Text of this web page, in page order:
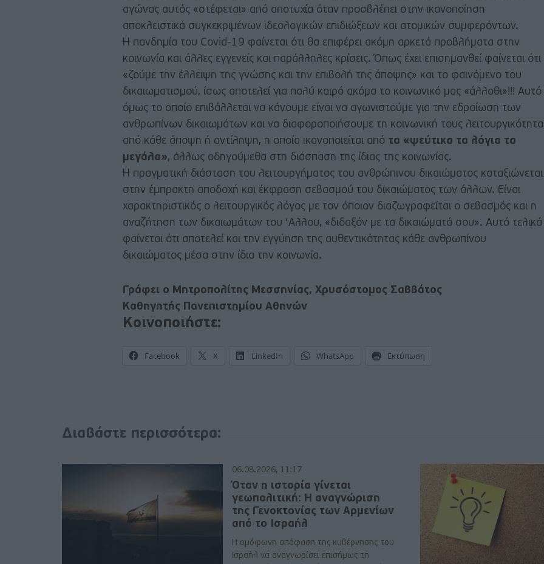
αγώνας αυτός «στέφεται» από αποτυχία όταν προσβλέπει στην ικανοποίηση
αποκλειστικά συγκεκριμένων ιδεολογικών επιδιώξεων και ατομικών συμφερόντων.
Η πανδημία του Covid-19 φαίνεται ότι θα επιφέρει ακόμη αρκετά προβλήματα στην
κοινωνία και άλλες εγγενείς και παράλληλες κρίσεις. Όπως έχει επισημανθεί φαίνεται ότι
«ζούμε την έλλειψη της γνώσης και την επιβολή της άποψης» και το φαινόμενο του
δικαιωματισμού, ίσως αποτελεί για πολύ καιρό ακόμα το κοινωνικό μας «άλλοθι»!!! Αυτό
όμως το οποίο επιβάλλεται να κάνουμε είναι να αγωνιστούμε για την εδραίωση των
ανθρωπίνων δικαιωμάτων και να διαφοροποιήσουμε τη κοινωνική τους λειτουργικότητα
από κάθε άποψη ή αντίληψη, η οποία ικανοποιείται από τα «ψεύτικα τα λόγια τα
μεγάλα», άλλως οδηγούμεθα στη διάσπαση της ίδιας της κοινωνίας.
Η πραγματική διάσταση του λειτουργήματος του ανθρώπινου δικαιώματος καταξιώνεται
στην έμπρακτη αποδοχή και έκφραση σεβασμού του δικαιώματος των άλλων. Είναι
χαρακτηριστικός ο λειτουργικός λόγος με τον όποιον διαζωγραφείται ο σεβασμός και η
αναζήτηση των δικαιωμάτων του ‘Αλλου, «διδαξόν με τα δικαιώματά σου». Αυτό τελικά
φαίνεται ότι αποτελεί και την εγγύηση της αυθεντικότητας κάθε ανθρωπίνου
δικαιώματος μέσα στην ίδια την κοινωνία.
Γράφει ο Μητροπολίτης Μεσσηνίας, Χρυσόστομος Σαββάτος
Καθηγητής Πανεπιστημίου Αθηνών
Κοινοποιήστε:
Facebook X LinkedIn WhatsApp Εκτύπωση
Διαβάστε περισσότερα:
06.08.2026, 11:17
Όταν η ιστορία γίνεται
γεωπολιτική: Η αναγνώριση
της Γενοκτονίας των Αρμενίων
από το Ισραήλ
Η ομόφωνη απόφαση της κυβέρνησης του
Ισραήλ να αναγνωρίσει επισήμως τη